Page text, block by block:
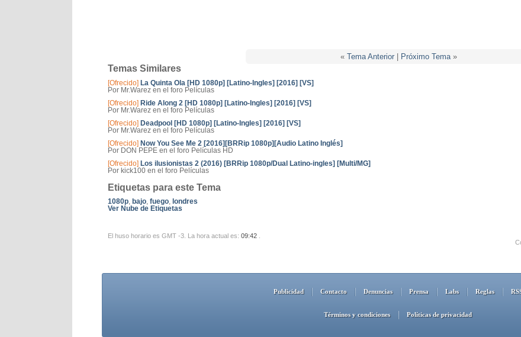
« Tema Anterior| Próximo Tema »
Temas Similares
[Ofrecido] La Quinta Ola [HD 1080p] [Latino-Ingles] [2016] [VS]
Por Mr.Warez en el foro Películas
[Ofrecido] Ride Along 2 [HD 1080p] [Latino-Ingles] [2016] [VS]
Por Mr.Warez en el foro Películas
[Ofrecido] Deadpool [HD 1080p] [Latino-Ingles] [2016] [VS]
Por Mr.Warez en el foro Películas
[Ofrecido] Now You See Me 2 [2016][BRRip 1080p][Audio Latino Inglés]
Por DON PEPE en el foro Películas HD
[Ofrecido] Los ilusionistas 2 (2016) [BRRip 1080p/Dual Latino-ingles] [Multi/MG]
Por kick100 en el foro Películas
Etiquetas para este Tema
1080p, bajo, fuego, londres
Ver Nube de Etiquetas
El huso horario es GMT -3. La hora actual es: 09:42
Publicidad Contacto Denuncias Prensa Labs Reglas
Términos y condiciones Políticas de privacidad